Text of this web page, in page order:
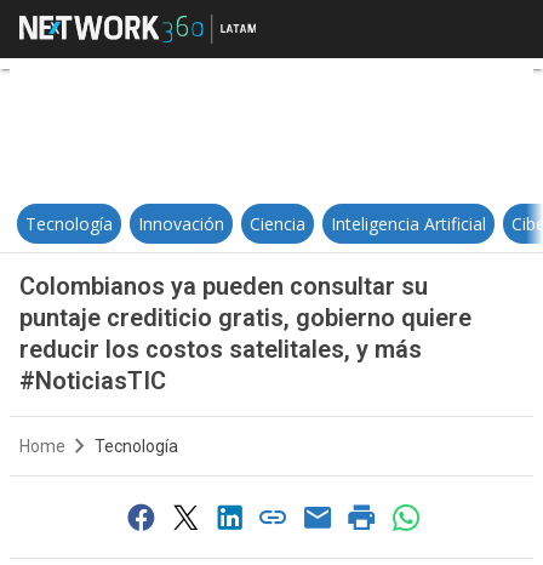
Colombianos ya pueden
Tecnología Innovación Ciencia Inteligencia Artificial
Colombianos ya pueden consultar su
puntaje crediticio gratis, gobierno quiere
reducir los costos satelitales, y más
#NoticiasTIC
Home Tecnología